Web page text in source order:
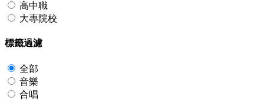
高中職
大專院校
標籤過濾
全部
音樂
合唱